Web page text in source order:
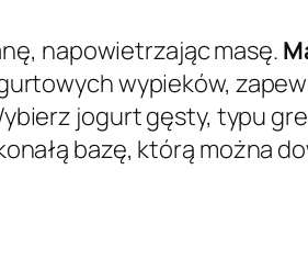
napowietrzając masę.
wypieków,
jogurt gęsty, typu
bazę, którą można